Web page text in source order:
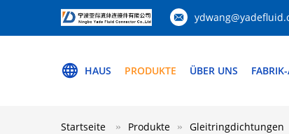
HAUS PRODUKTE ÜBER UNS
Startseite Produkte Gleitringdichtungen